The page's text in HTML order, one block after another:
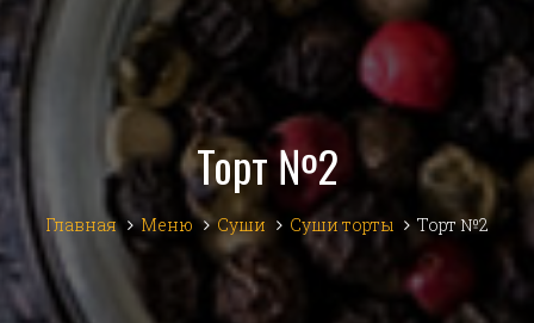
Торт №2
Главная Меню Суши Суши торты Торт №2